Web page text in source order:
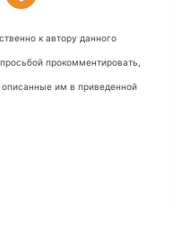
к автору данного
прокомментировать,
им в приведенной